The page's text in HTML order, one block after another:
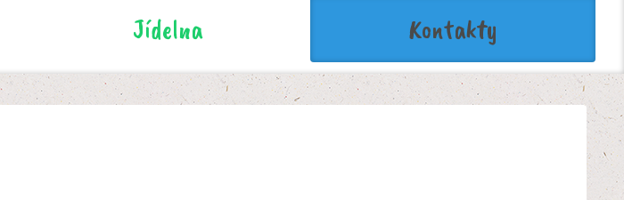
Jídelna Kontakty